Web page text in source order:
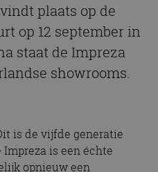
plaats op de
op 12 september in
staat de Impreza
showrooms.
is de vijfde generatie
Impreza is een échte
opnieuw een